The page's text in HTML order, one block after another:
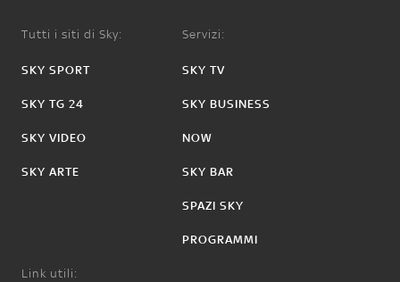
Tutti i siti di Sky:
SKY SPORT
SKY TG 24
SKY VIDEO
SKY ARTE
Servizi:
SKY TV
SKY BUSINESS
NOW
SKY BAR
SPAZI SKY
PROGRAMMI
Link utili: